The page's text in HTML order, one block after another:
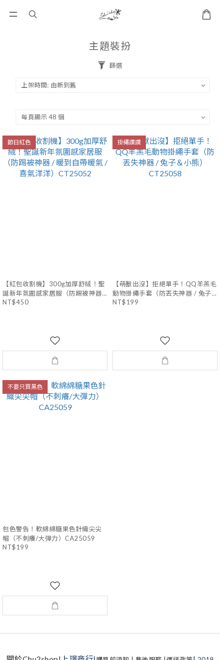
主題裝扮
篩選
節日紅色
【紅包收割機】300g加厚舒絨！聖
誕新年氛圍感家居服（防踢被神器 /
暖到自帶暖氣 / 喜氣洋洋）
NT$450
掛繩讚讚
【萌獸出沒】拒絕單手！QQ羊羔毛
動物掛繩手套（防丟失神器 / 兔子
＆小熊）CT25058
NT$199
不要只買黑色
包色警告！軟綿綿糖果色針織尖尖
帽（不刺癢/大彈力）CA25059
NT$199